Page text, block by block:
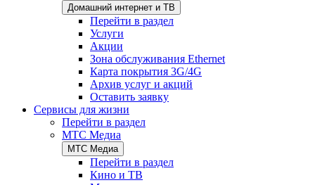
Домашний интернет и ТВ
Перейти в раздел
Услуги
Акции
Зона обслуживания Ethernet
Карта покрытия 3G/4G
Архив услуг и акций
Оставить заявку
Сервисы для жизни
Перейти в раздел
МТС Медиа
МТС Медиа
Перейти в раздел
Кино и ТВ